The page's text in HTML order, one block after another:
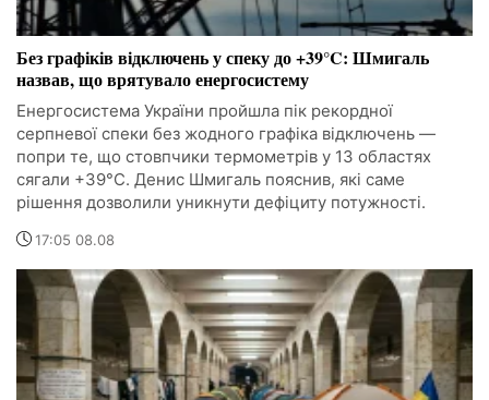
Без графіків відключень у спеку до +39°C: Шмигаль
назвав, що врятувало енергосистему
Енергосистема України пройшла пік рекордної
серпневої спеки без жодного графіка відключень —
попри те, що стовпчики термометрів у 13 областях
сягали +39°C. Денис Шмигаль пояснив, які саме
рішення дозволили уникнути дефіциту потужності.
17:05 08.08